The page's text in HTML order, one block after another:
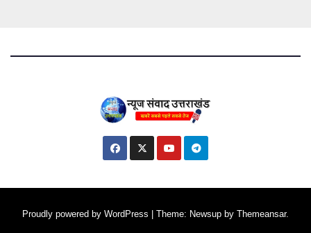
Proudly powered by WordPress | Theme: Newsup by Themeansar.